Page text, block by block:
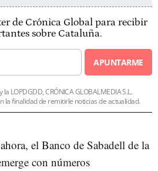
de Crónica Global para recibir
sobre Cataluña.
APUNTARME
LOPDGDD, CRÓNICA GLOBALMEDIA S.L.
la finalidad de remitirle noticias de actualidad.
el Banco de Sabadell de la
con números